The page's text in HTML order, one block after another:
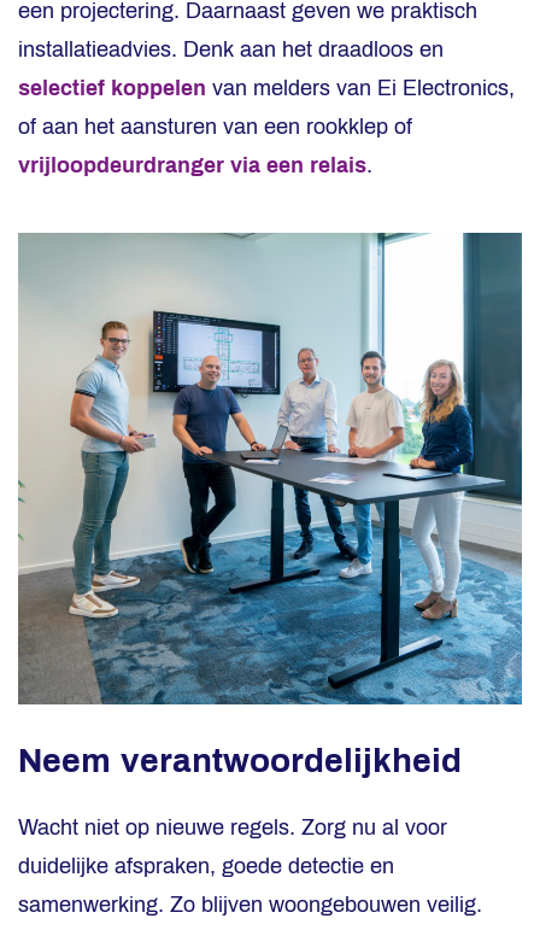
een projectering. Daarnaast geven we praktisch
installatieadvies. Denk aan het draadloos en
selectief koppelen van melders van Ei Electronics,
of aan het aansturen van een rookklep of
vrijloopdeurdranger via een relais.
Neem verantwoordelijkheid
Wacht niet op nieuwe regels. Zorg nu al voor
duidelijke afspraken, goede detectie en
samenwerking. Zo blijven woongebouwen veilig.